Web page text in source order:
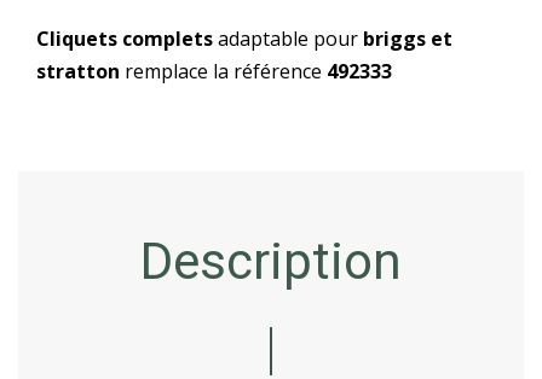
Cliquets completsadaptable pour briggs et
stratton remplace la référence 492333
Description